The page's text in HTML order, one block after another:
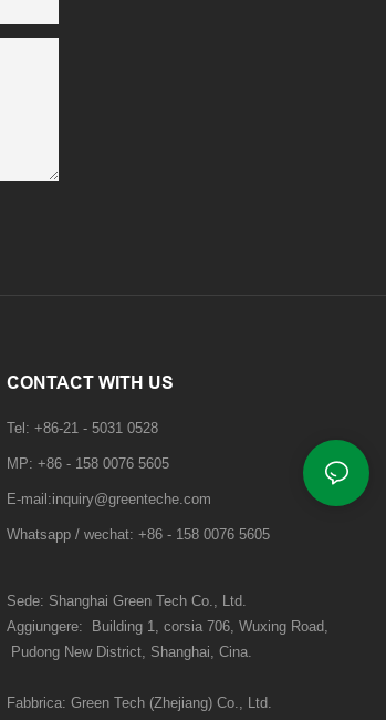
CONTACT WITH US
Tel: +86-21 - 5031 0528
MP: +86 - 158 0076 5605
E-mail:inquiry@greenteche.com
Whatsapp / wechat: +86 - 158 0076 5605
Sede: Shanghai Green Tech Co., Ltd.
Aggiungere:
Building 1, corsia 706, Wuxing Road,
Pudong New District, Shanghai, Cina.
Fabbrica: Green Tech (Zhejiang) Co., Ltd.